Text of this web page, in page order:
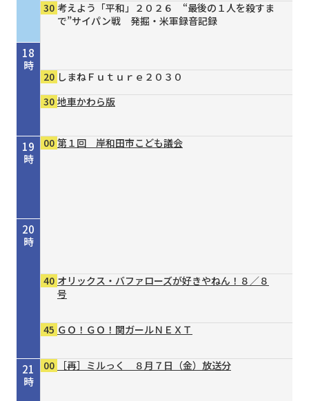
18
時
19
時
20
時
21
時
30 考えよう「平和」２０２６ “最後の１人を殺すま
で”サイパン戦 発掘・米軍録音記録
20 しまねＦｕｔｕｒｅ２０３０
30 地車かわら版
00 第１回 岸和田市こども議会
40 オリックス・バファローズが好きやねん！８／８
号
45 ＧＯ！ＧＯ！関ガールＮＥＸＴ
00 ［再］ミルっく ８月７日（金）放送分